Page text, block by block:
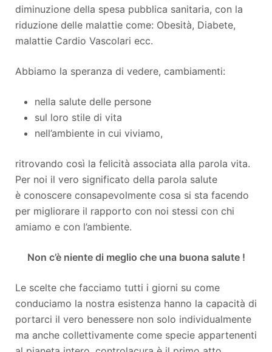
diminuzione della spesa pubblica sanitaria, con la
riduzione delle malattie come: Obesità, Diabete,
malattie Cardio Vascolari ecc.
Abbiamo la speranza di vedere, cambiamenti:
nella salute delle persone
sul loro stile di vita
nell’ambiente in cui viviamo,
ritrovando così la felicità associata alla parola vita.
Per noi il vero significato della parola salute
è conoscere consapevolmente cosa si sta facendo
per migliorare il rapporto con noi stessi con chi
amiamo e con l’ambiente.
Non c’è niente di meglio che una buona salute !
Le scelte che facciamo tutti i giorni su come
conduciamo la nostra esistenza hanno la capacità di
portarci il vero benessere non solo individualmente
ma anche collettivamente come specie appartenenti